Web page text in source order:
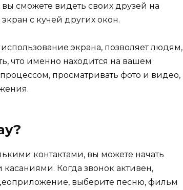
вы сможете видеть своих друзей на
с кучей других окон.
экрана, позволяет людям,
что именно находится на вашем
просматривать фото и видео,
контактами, вы можете начать
Когда звонок активен,
выберите песню, фильм